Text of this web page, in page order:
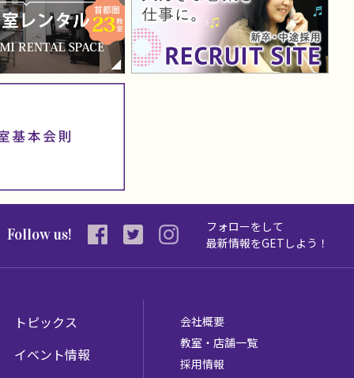
Follow us!
フォローをして
最新情報をGETしよう！
トピックス
イベント情報
会社概要
教室・店舗一覧
採用情報